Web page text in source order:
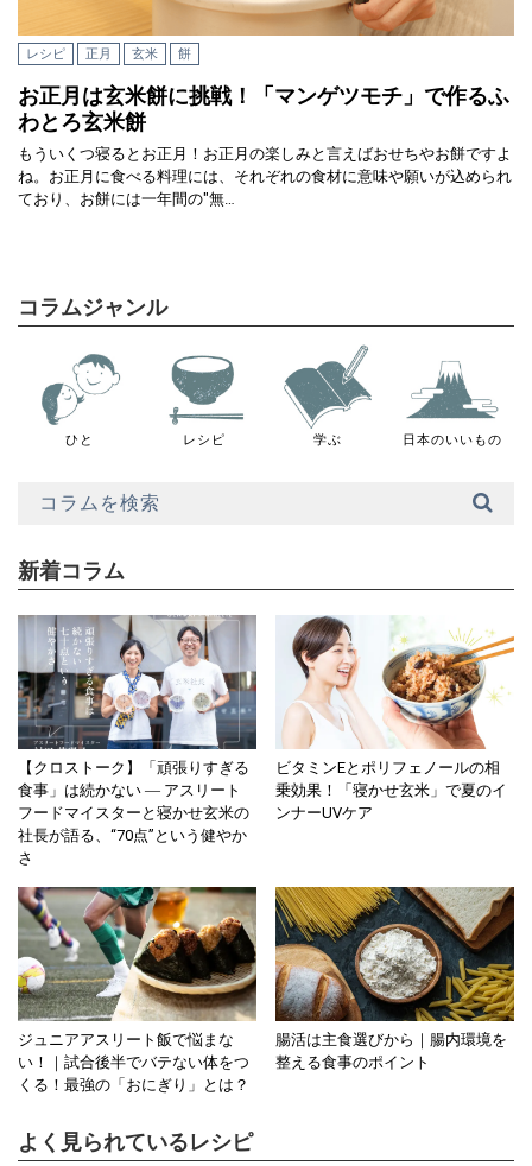
レシピ 正月 玄米 餅
お正月は玄米餅に挑戦！「マンゲツモチ」で作るふ
わとろ玄米餅
もういくつ寝るとお正月！お正月の楽しみと言えばおせちやお餅ですよ
ね。お正月に食べる料理には、それぞれの食材に意味や願いが込められ
ており、お餅には一年間の"無…
コラムジャンル
ひと レシピ 学ぶ 日本のいいもの
新着コラム
【クロストーク】「頑張りすぎる
食事」は続かない ― アスリート
フードマイスターと寝かせ玄米の
社長が語る、“70点”という健やか
さ
ビタミンEとポリフェノールの相
乗効果！「寝かせ玄米」で夏のイ
ンナーUVケア
ジュニアアスリート飯で悩まな
い！｜試合後半でバテない体をつ
くる！最強の「おにぎり」とは？
腸活は主食選びから｜腸内環境を
整える食事のポイント
よく見られているレシピ